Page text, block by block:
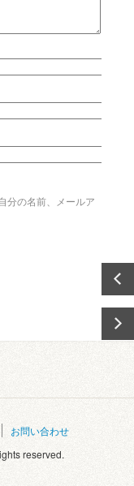
分の名前、メールア
お問い合わせ
reserved.